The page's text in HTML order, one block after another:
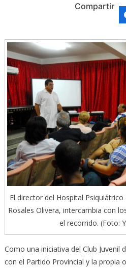
Compartir
El director del Hospital
Rosales Olivera, intercambia con
el recorrido. (Foto:
Como una iniciativa del Club Juvenil
con el Partido Provincial y la propia